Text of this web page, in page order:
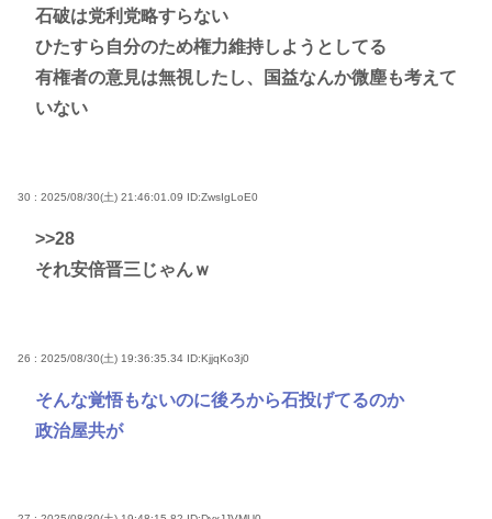
石破は党利党略すらない
ひたすら自分のため権力維持しようとしてる
有権者の意見は無視したし、国益なんか微塵も考えて
いない
30 : 2025/08/30(土) 21:46:01.09 ID:ZwsIgLoE0
>>28
それ安倍晋三じゃんｗ
26 : 2025/08/30(土) 19:36:35.34 ID:KjjqKo3j0
そんな覚悟もないのに後ろから石投げてるのか
政治屋共が